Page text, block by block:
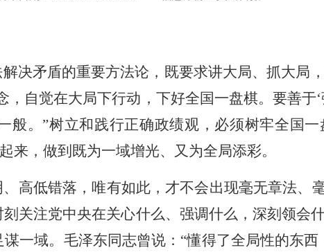
决矛盾的重要方法论，既要求讲大局、抓大局
自觉在大局下行动，下好全国一盘棋。要善于
般。”树立和践行正确政绩观，必须树牢全国
来，做到既为一域增光、又为全局添彩。
高低错落，唯有如此，才不会出现毫无章法、
关注党中央在关心什么、强调什么，深刻领会
一域。毛泽东同志曾说：“懂得了全局性的东